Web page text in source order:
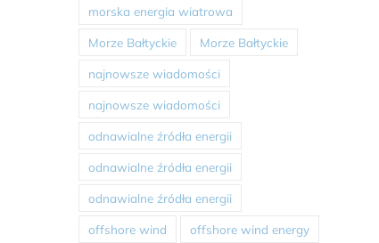
morska energia wiatrowa
Morze Bałtyckie Morze Bałtyckie
najnowsze wiadomości
najnowsze wiadomości
odnawialne źródła energii
odnawialne źródła energii
odnawialne źródła energii
offshore wind offshore wind energy